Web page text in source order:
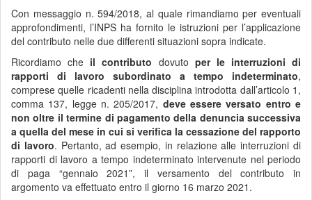
Con messaggio n. 594/2018, al quale rimandiamo per eventuali
approfondimenti, l’INPS ha fornito le istruzioni per l’applicazione
del contributo nelle due differenti situazioni sopra indicate.
Ricordiamo che il contributo dovuto per le interruzioni di
rapporti di lavoro subordinato a tempo indeterminato,
comprese quelle ricadenti nella disciplina introdotta dall’articolo 1,
comma 137, legge n. 205/2017, deve essere versato entro e
non oltre il termine di pagamento della denuncia successiva
a quella del mese in cui si verifica la cessazione del rapporto
di lavoro. Pertanto, ad esempio, in relazione alle interruzioni di
rapporti di lavoro a tempo indeterminato intervenute nel periodo
di paga “gennaio 2021”, il versamento del contributo in
argomento va effettuato entro il giorno 16 marzo 2021.